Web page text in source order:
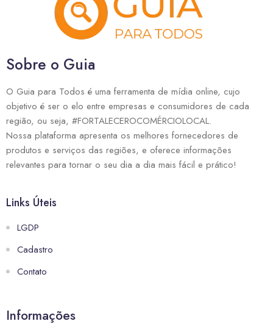
Sobre o Guia
O Guia para Todos é uma ferramenta de mídia online, cujo
objetivo é ser o elo entre empresas e consumidores de cada
região, ou seja, #FORTALECEROCOMÉRCIOLOCAL.
Nossa plataforma apresenta os melhores fornecedores de
produtos e serviços das regiões, e oferece informações
relevantes para tornar o seu dia a dia mais fácil e prático!
Links Úteis
LGDP
Cadastro
Contato
Informações